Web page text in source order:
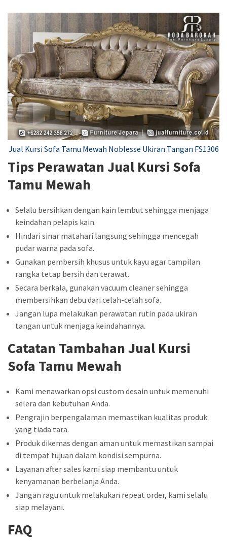
Jual Kursi Sofa Tamu Mewah Noblesse Ukiran Tangan FS1306
Tips Perawatan Jual Kursi Sofa
Tamu Mewah
Selalu bersihkan dengan kain lembut sehingga menjaga
keindahan pelapis kain.
Hindari sinar matahari langsung sehingga mencegah
pudar warna pada sofa.
Gunakan pembersih khusus untuk kayu agar tampilan
rangka tetap bersih dan terawat.
Secara berkala, gunakan vacuum cleaner sehingga
membersihkan debu dari celah-celah sofa.
Jangan lupa melakukan perawatan rutin pada ukiran
tangan untuk menjaga keindahannya.
Catatan Tambahan Jual Kursi
Sofa Tamu Mewah
Kami menawarkan opsi custom desain untuk memenuhi
selera dan kebutuhan Anda.
Pengrajin berpengalaman memastikan kualitas produk
yang tiada tara.
Produk dikemas dengan aman untuk memastikan sampai
di tempat tujuan dalam kondisi sempurna.
Layanan after sales kami siap membantu untuk
kenyamanan berbelanja Anda.
Jangan ragu untuk melakukan repeat order, kami selalu
siap melayani.
FAQ